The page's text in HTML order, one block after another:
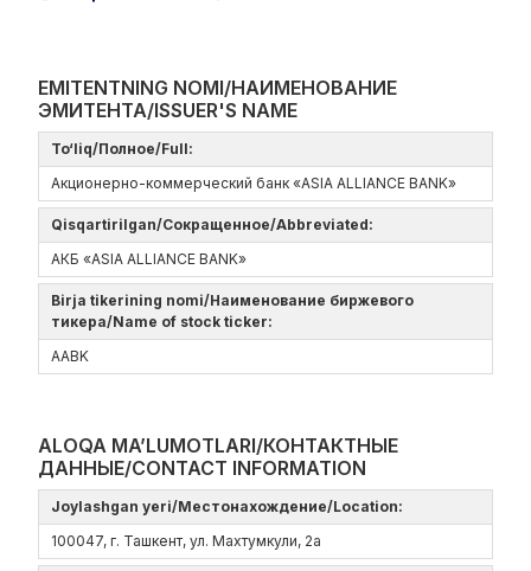
EMITENTNING NOMI/НАИМЕНОВАНИЕ
ЭМИТЕНТА/ISSUER'S NAME
To‘liq/Полное/Full:
Акционерно-коммерческий банк «ASIA ALLIANCE BANK»
Qisqartirilgan/Сокращенное/Abbreviated:
АКБ «ASIA ALLIANCE BANK»
Birja tikerining nomi/Наименование биржевого
тикера/Name of stock ticker:
AABK
ALOQA MA’LUMOTLARI/КОНТАКТНЫЕ
ДАННЫЕ/CONTACT INFORMATION
Joylashgan yeri/Местонахождение/Location:
100047, г. Ташкент, ул. Махтумкули, 2а